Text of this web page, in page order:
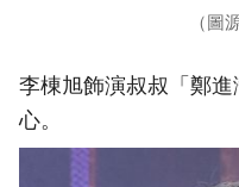
（圖
李棟旭飾演叔叔「鄭
心。